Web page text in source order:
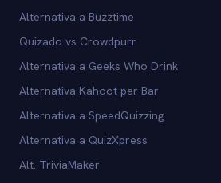
Alternativa a Buzztime
Quizado vs Crowdpurr
Alternativa a Geeks Who Drink
Alternativa Kahoot per Bar
Alternativa a SpeedQuizzing
Alternativa a QuizXpress
Alt. TriviaMaker